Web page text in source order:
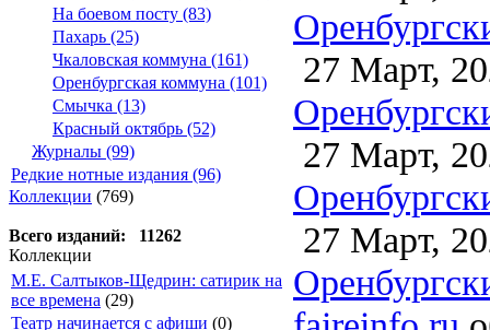
На боевом посту (83)
Пахарь (25)
Чкаловская коммуна (161)
Оренбургская коммуна (101)
Смычка (13)
Красный октябрь (52)
Журналы (99)
Редкие нотные издания (96)
Коллекции (769)
Всего изданий: 11262
Коллекции
М.Е. Салтыков-Щедрин: сатирик на
все времена (29)
Театр начинается с афиши (0)
27 Март,
27 Март,
27 Март,